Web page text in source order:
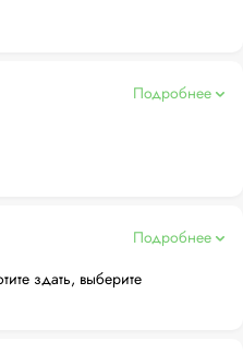
Подробнее
Подробнее
здать, выберите